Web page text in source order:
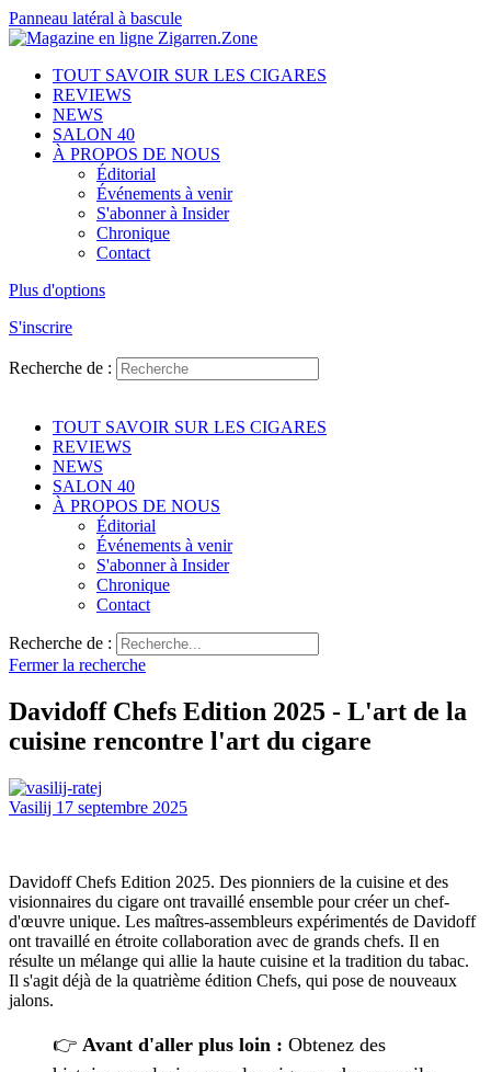
Panneau latéral à bascule
TOUT SAVOIR SUR LES CIGARES
REVIEWS
NEWS
SALON 40
À PROPOS DE NOUS
Éditorial
Événements à venir
S'abonner à Insider
Chronique
Contact
Plus d'options
S'inscrire
Recherche de :
TOUT SAVOIR SUR LES CIGARES
REVIEWS
NEWS
SALON 40
À PROPOS DE NOUS
Éditorial
Événements à venir
S'abonner à Insider
Chronique
Contact
Recherche de :
Fermer la recherche
Davidoff Chefs Edition 2025 - L'art de la
cuisine rencontre l'art du cigare
Vasilij 17 septembre 2025
Davidoff Chefs Edition 2025. Des pionniers de la cuisine et des
visionnaires du cigare ont travaillé ensemble pour créer un chef-
d'œuvre unique. Les maîtres-assembleurs expérimentés de Davidoff
ont travaillé en étroite collaboration avec de grands chefs. Il en
résulte un mélange qui allie la haute cuisine et la tradition du tabac.
Il s'agit déjà de la quatrième édition Chefs, qui pose de nouveaux
jalons.
👉 Avant d'aller plus loin : Obtenez des